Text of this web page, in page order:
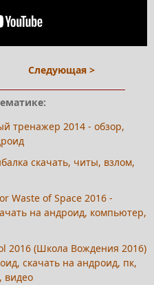
Следующая >
тренажер 2014 - обзор,
скачать, читы, взлом,
Waste of Space 2016 -
на андроид, компьютер,
2016 (Школа Вождения 2016)
скачать на андроид, пк,
видео